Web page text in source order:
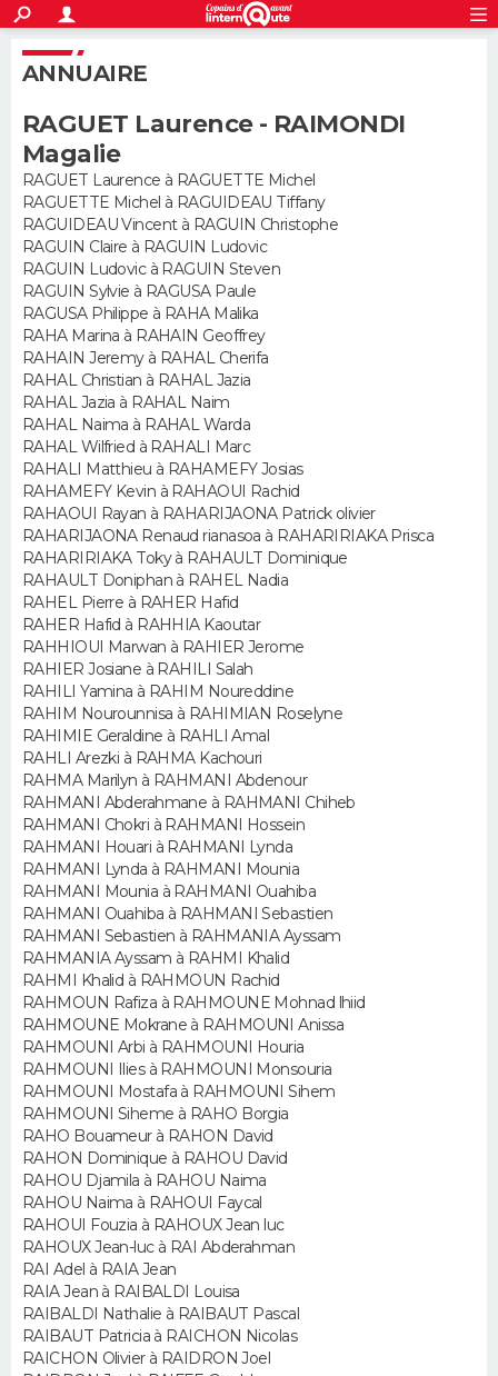
ACTUALITÉS
Politique
Société
Faits Divers
Education
Monde
Villes
+
SPORT
Coupe du monde 2026
Football
Tennis
Cyclisme
Rugby
Forum
CULTURE
Programme TV
TNTStreaming
Cinéma
Sorties cinéma
Musique
+
FINANCE
Retraite
Impôts
Epargne
Immobilier
Risques naturels par ville
Banque
Assurance
Crédit
AUTO
Essais
Réserver un essai
Citadines
Berlines
SUV
Forum auto
+
HIGH-TECH
Mobiles
Meilleur smartphone
Internet
Ordinateurs
Jeux vidéo
Guide high-tech
+
BRICOLAGE
Forum
Aménagement intérieur
Extérieur
Cuisine
Salle de bains
Jardinage
Rangement
WEEK-END
Guides de France
Escapades
Patrimoine
Expositions
Musées
Week-end nature
+
LIFESTYLE
Art de vivre
Bien-être
Loisirs
Mode
Modes de vie
SANTE
Alimentation
Guide de la santé
Maladies
Médicaments
Sommeil
VOYAGE
Destinations
City break
Voyage nature
Voyage de noces
Forum
Climat
+
PHOTO
GUIDES D'ACHAT
BONS PLANS
CARTE DE VOEUX
Carte de Noël
Carte Bonne année
Carte Saint-Valentin
Carte Pâques
Carte d'anniversaire
DICTIONNAIRE
Dictionnaire
Biographies
Citations
Expressions
Proverbes
PROGRAMME TV
COPAINS D'AVANT
S'inscrire
Se connecter
Lycées
Collèges
Primaires
Universités
Entreprises
Service militaire
Avis de recherche
AVIS DE DÉCÈS
FORUM
Bricolage
Lifestyle
Culture
Sport
Auto
Television
Voyage
Cinema
S'inscrire
Connexion
ANNUAIRE
RAGUET Laurence - RAIMONDI
Magalie
RAGUET Laurence à RAGUETTE Michel
RAGUETTE Michel à RAGUIDEAU Tiffany
RAGUIDEAU Vincent à RAGUIN Christophe
RAGUIN Claire à RAGUIN Ludovic
RAGUIN Ludovic à RAGUIN Steven
RAGUIN Sylvie à RAGUSA Paule
RAGUSA Philippe à RAHA Malika
RAHA Marina à RAHAIN Geoffrey
RAHAIN Jeremy à RAHAL Cherifa
RAHAL Christian à RAHAL Jazia
RAHAL Jazia à RAHAL Naim
RAHAL Naima à RAHAL Warda
RAHAL Wilfried à RAHALI Marc
RAHALI Matthieu à RAHAMEFY Josias
RAHAMEFY Kevin à RAHAOUI Rachid
RAHAOUI Rayan à RAHARIJAONA Patrick olivier
RAHARIJAONA Renaud rianasoa à RAHARIRIAKA Prisca
RAHARIRIAKA Toky à RAHAULT Dominique
RAHAULT Doniphan à RAHEL Nadia
RAHEL Pierre à RAHER Hafid
RAHER Hafid à RAHHIA Kaoutar
RAHHIOUI Marwan à RAHIER Jerome
RAHIER Josiane à RAHILI Salah
RAHILI Yamina à RAHIM Noureddine
RAHIM Nourounnisa à RAHIMIAN Roselyne
RAHIMIE Geraldine à RAHLI Amal
RAHLI Arezki à RAHMA Kachouri
RAHMA Marilyn à RAHMANI Abdenour
RAHMANI Abderahmane à RAHMANI Chiheb
RAHMANI Chokri à RAHMANI Hossein
RAHMANI Houari à RAHMANI Lynda
RAHMANI Lynda à RAHMANI Mounia
RAHMANI Mounia à RAHMANI Ouahiba
RAHMANI Ouahiba à RAHMANI Sebastien
RAHMANI Sebastien à RAHMANIA Ayssam
RAHMANIA Ayssam à RAHMI Khalid
RAHMI Khalid à RAHMOUN Rachid
RAHMOUN Rafiza à RAHMOUNE Mohnad lhiid
RAHMOUNE Mokrane à RAHMOUNI Anissa
RAHMOUNI Arbi à RAHMOUNI Houria
RAHMOUNI Ilies à RAHMOUNI Monsouria
RAHMOUNI Mostafa à RAHMOUNI Sihem
RAHMOUNI Siheme à RAHO Borgia
RAHO Bouameur à RAHON David
RAHON Dominique à RAHOU David
RAHOU Djamila à RAHOU Naima
RAHOU Naima à RAHOUI Faycal
RAHOUI Fouzia à RAHOUX Jean luc
RAHOUX Jean-luc à RAI Abderahman
RAI Adel à RAIA Jean
RAIA Jean à RAIBALDI Louisa
RAIBALDI Nathalie à RAIBAUT Pascal
RAIBAUT Patricia à RAICHON Nicolas
RAICHON Olivier à RAIDRON Joel